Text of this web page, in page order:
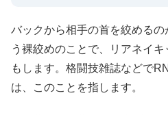
バックから相手の首を絞める
う裸絞めのことで、リアネイ
もします。格闘技雑誌などで
は、このことを指します。